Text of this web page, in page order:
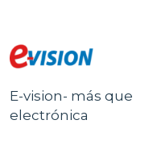
E-vision- más que
electrónica